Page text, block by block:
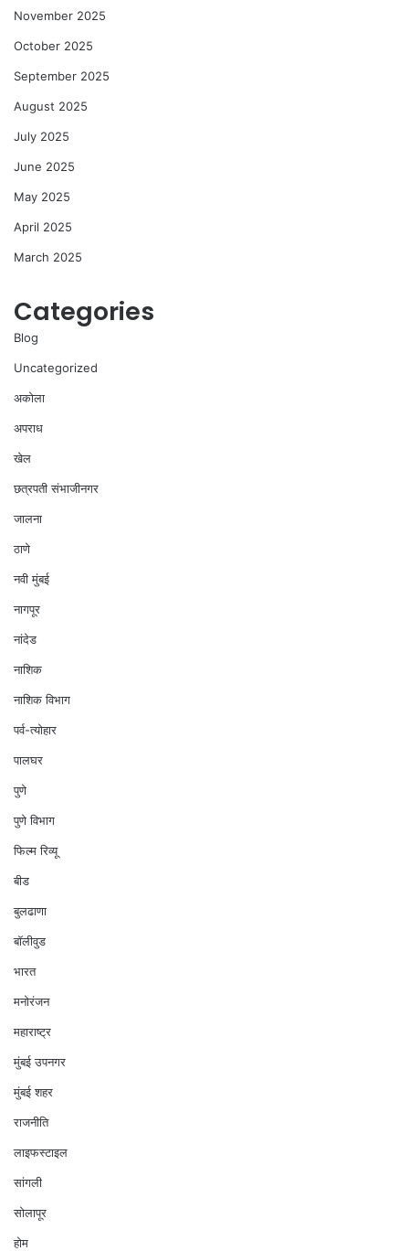
November 2025
October 2025
September 2025
August 2025
July 2025
June 2025
May 2025
April 2025
March 2025
Categories
Blog
Uncategorized
अकोला
अपराध
खेल
छत्रपती संभाजीनगर
जालना
ठाणे
नवी मुंबई
नागपूर
नांदेड
नाशिक
नाशिक विभाग
पर्व-त्योहार
पालघर
पुणे
पुणे विभाग
फिल्म रिव्यू
बीड
बुलढाणा
बॉलीवुड
भारत
मनोरंजन
महाराष्ट्र
मुंबई उपनगर
मुंबई शहर
राजनीति
लाइफस्टाइल
सांगली
सोलापूर
होम